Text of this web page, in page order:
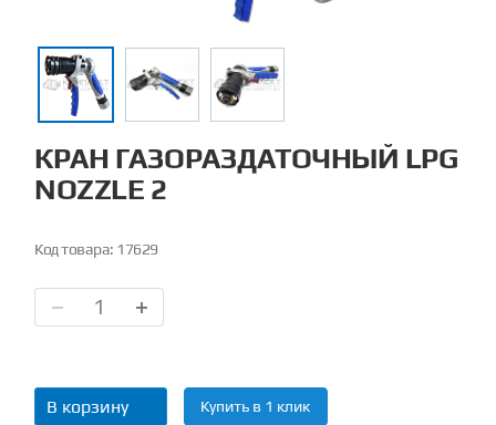
КРАН ГАЗОРАЗДАТОЧНЫЙ LPG
NOZZLE 2
Код товара: 17629
В корзину Купить в 1 клик